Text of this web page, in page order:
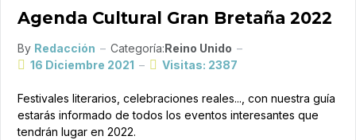
Agenda Cultural Gran Bretaña 2022
By Redacción Categoría:Reino Unido
16 Diciembre 2021
Visitas: 2387
Festivales literarios, celebraciones reales..., con nuestra guía
estarás informado de todos los eventos interesantes que
tendrán lugar en 2022.